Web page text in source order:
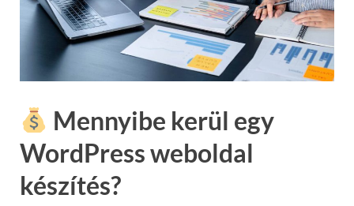
Mennyibe kerül egy
WordPress weboldal
készítés?